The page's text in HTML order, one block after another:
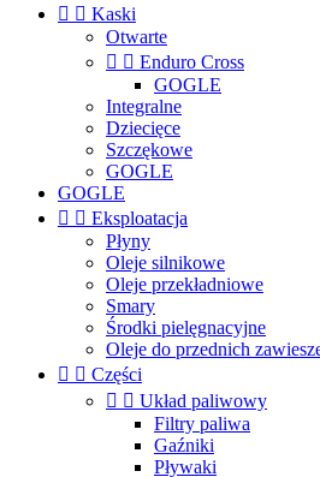
  Kaski
Otwarte
  Enduro Cross
GOGLE
Integralne
Dziecięce
Szczękowe
GOGLE
GOGLE
  Eksploatacja
Płyny
Oleje silnikowe
Oleje przekładniowe
Smary
Środki pielęgnacyjne
Oleje do przednich
  Części
  Układ paliwowy
Filtry paliwa
Gaźniki
Pływaki